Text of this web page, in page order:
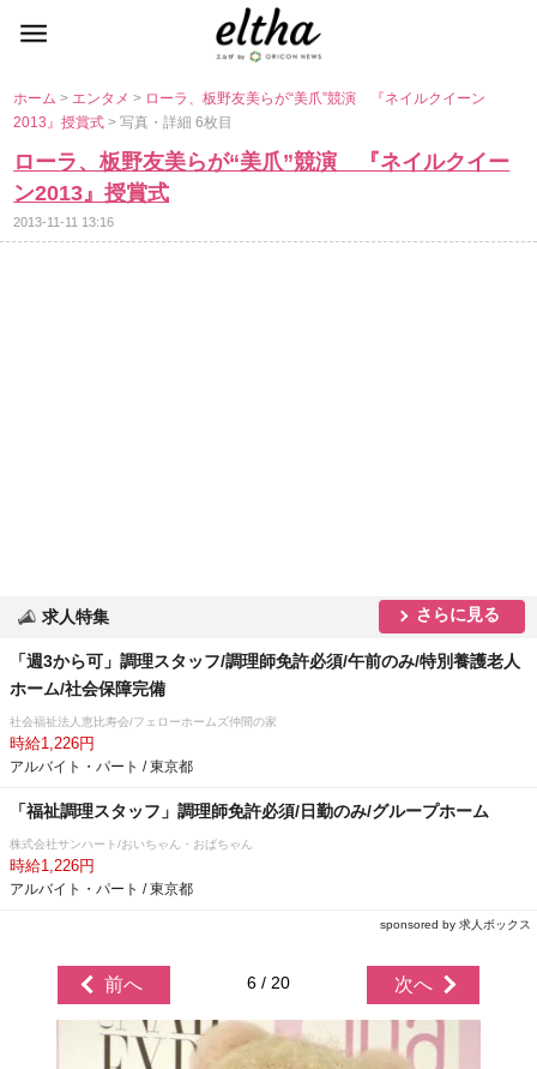
ホーム> エンタメ> ローラ、板野友美らが“美爪”競演 『ネイルクイーン
2013』授賞式> 写真・詳細 6枚目
ローラ、板野友美らが“美爪”競演 『ネイルクイー
ン2013』授賞式
2013-11-11 13:16
求人特集 さらに見る
「週3から可」調理スタッフ/調理師免許必須/午前のみ/特別養護老人
ホーム/社会保障完備
社会福祉法人恵比寿会/フェローホームズ仲間の家
時給1,226円
アルバイト・パート / 東京都
「福祉調理スタッフ」調理師免許必須/日勤のみ/グループホーム
株式会社サンハート/おいちゃん・おばちゃん
時給1,226円
アルバイト・パート / 東京都
sponsored by 求人ボックス
前へ 6 / 20 次へ